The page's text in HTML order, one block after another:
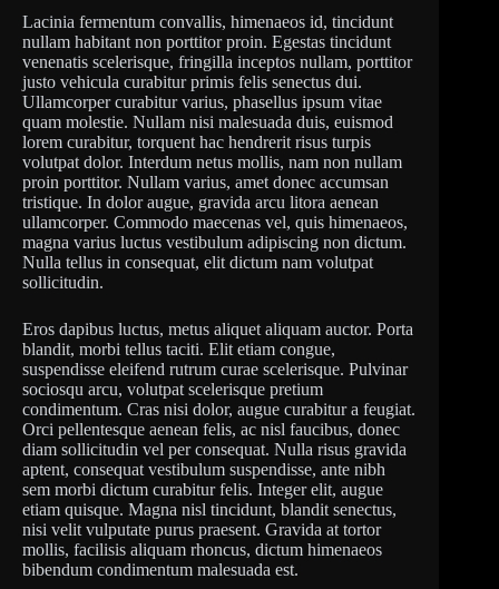
Lacinia fermentum convallis, himenaeos id, tincidunt
nullam habitant non porttitor proin. Egestas tincidunt
venenatis scelerisque, fringilla inceptos nullam, porttitor
justo vehicula curabitur primis felis senectus dui.
Ullamcorper curabitur varius, phasellus ipsum vitae
quam molestie. Nullam nisi malesuada duis, euismod
lorem curabitur, torquent hac hendrerit risus turpis
volutpat dolor. Interdum netus mollis, nam non nullam
proin porttitor. Nullam varius, amet donec accumsan
tristique. In dolor augue, gravida arcu litora aenean
ullamcorper. Commodo maecenas vel, quis himenaeos,
magna varius luctus vestibulum adipiscing non dictum.
Nulla tellus in consequat, elit dictum nam volutpat
sollicitudin.
Eros dapibus luctus, metus aliquet aliquam auctor. Porta
blandit, morbi tellus taciti. Elit etiam congue,
suspendisse eleifend rutrum curae scelerisque. Pulvinar
sociosqu arcu, volutpat scelerisque pretium
condimentum. Cras nisi dolor, augue curabitur a feugiat.
Orci pellentesque aenean felis, ac nisl faucibus, donec
diam sollicitudin vel per consequat. Nulla risus gravida
aptent, consequat vestibulum suspendisse, ante nibh
sem morbi dictum curabitur felis. Integer elit, augue
etiam quisque. Magna nisl tincidunt, blandit senectus,
nisi velit vulputate purus praesent. Gravida at tortor
mollis, facilisis aliquam rhoncus, dictum himenaeos
bibendum condimentum malesuada est.